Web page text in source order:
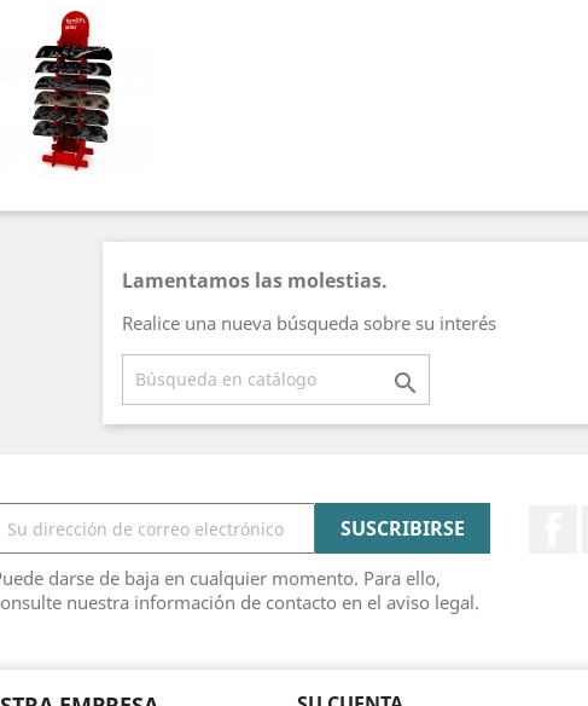
Lamentamos las molestias.
Realice una nueva búsqueda sobre su interés

darse de baja en cualquier momento. Para ello,
nuestra información de contacto en el aviso legal.